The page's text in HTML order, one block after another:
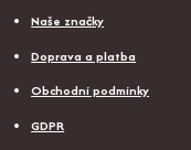
Naše značky
Doprava a platba
Obchodní podmínky
GDPR